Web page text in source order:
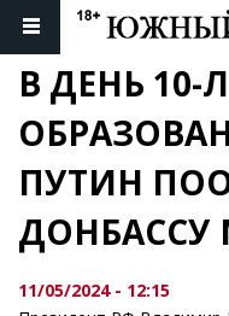
В ДЕНЬ 10-
ПУТИН
ДОНБАССУ
11/05/2024 - 12:15